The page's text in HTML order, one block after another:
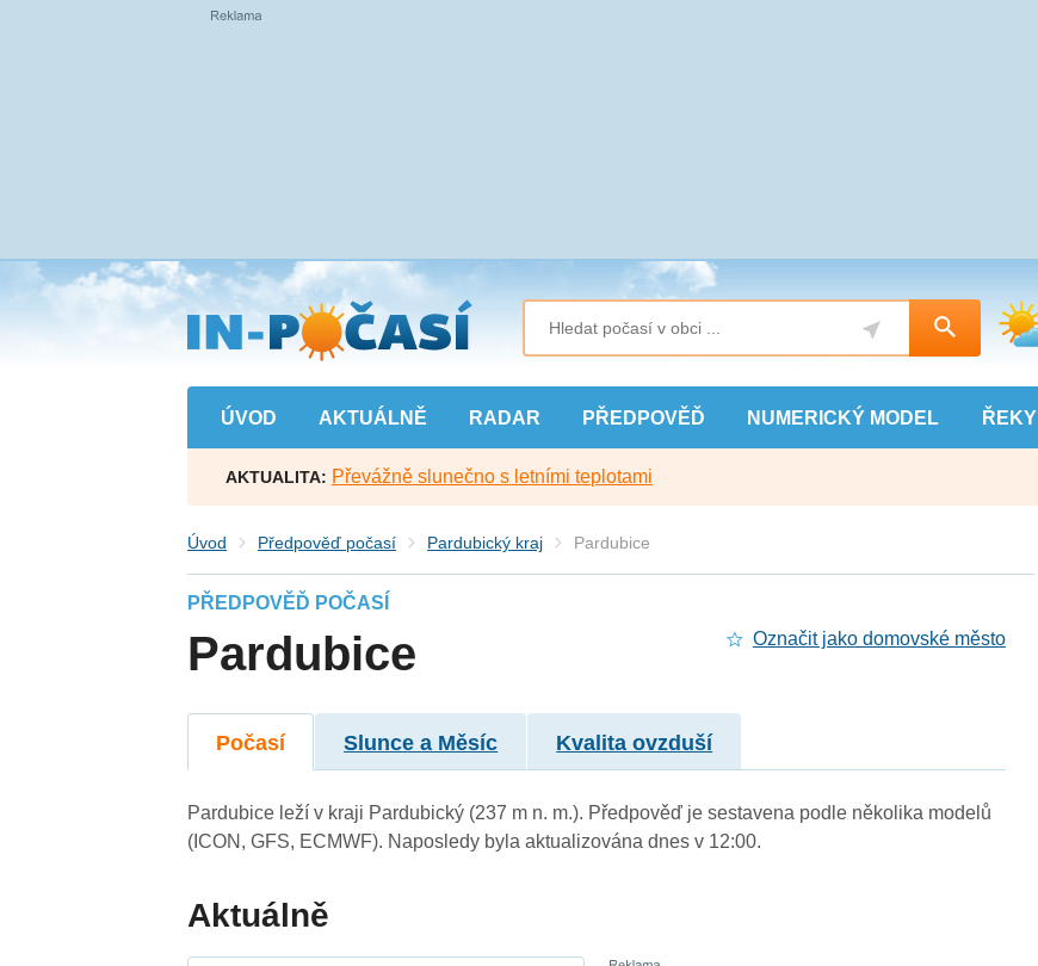
Přejít
na
hlavní
obsah
ÚVOD AKTUÁLNĚ RADAR PŘEDPOVĚĎ NUMERICKÝ MODEL ŘEKY
AKTUALITA: Převážně slunečno s letními teplotami
Úvod Předpověď počasí Pardubický kraj Pardubice
PŘEDPOVĚĎ POČASÍ
Pardubice Označit jako domovské město
Počasí Slunce a Měsíc Kvalita ovzduší
Pardubice leží v kraji Pardubický (237 m n. m.). Předpověď je sestavena podle několika modelů
(ICON, GFS, ECMWF). Naposledy byla aktualizována dnes v 12:00.
Aktuálně